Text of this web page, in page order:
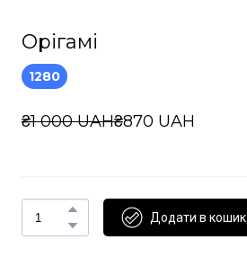
Орігамі
1280
₴1 000 UAH₴870 UAH
Додати в кошик